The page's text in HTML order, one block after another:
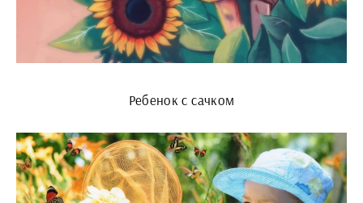
Ребенок с сачком